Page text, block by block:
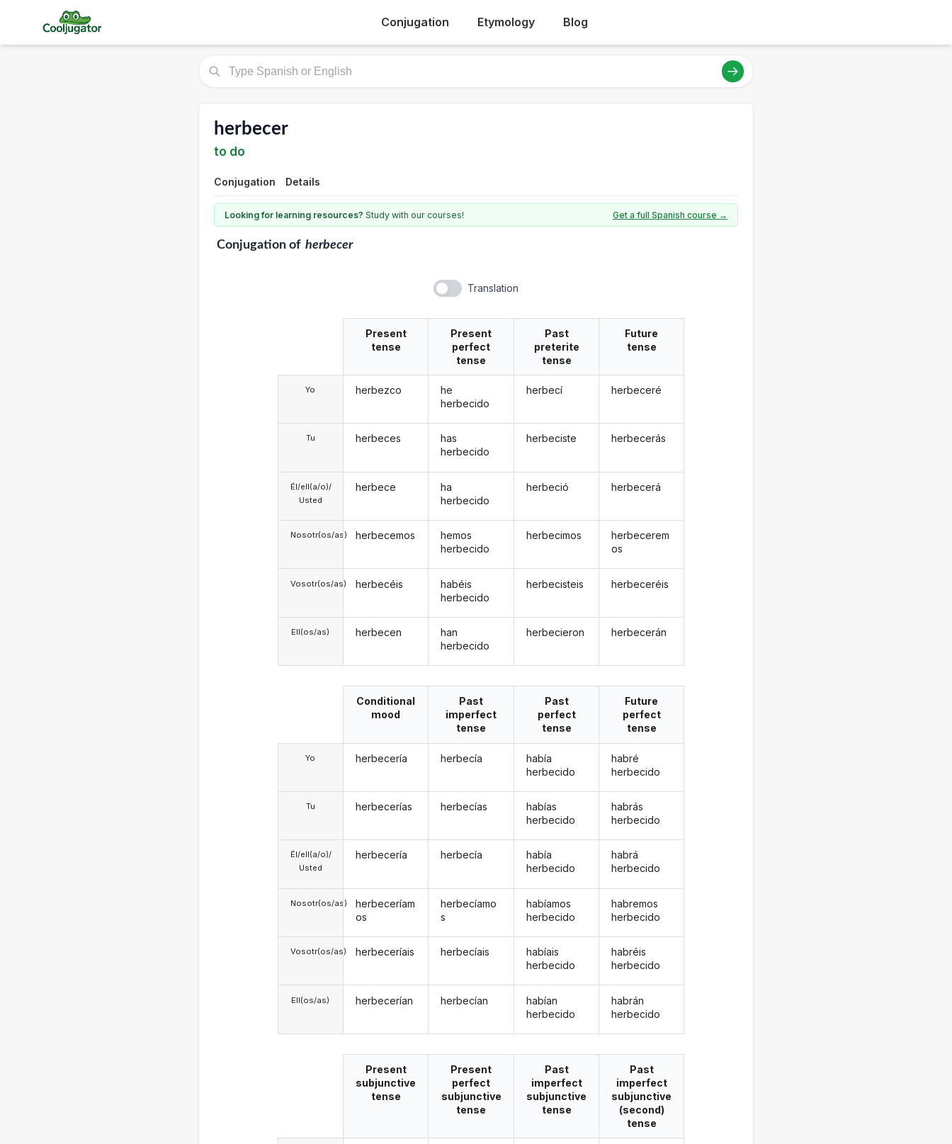
Conjugation Etymology Blog
herbecer
to do
Conjugation Details
Looking for learning resources? Study with our courses! Get a full Spanish course →
Conjugationof herbecer
Translation
Yo
Tu
Él/ell(a/o)/
Usted
Nosotr(os/as)
Vosotr(os/as)
Ell(os/as)
Present
tense
herbezco
herbeces
herbece
herbecemos
herbecéis
herbecen
Present
perfect
tense
he
herbecido
has
herbecido
ha
herbecido
hemos
herbecido
habéis
herbecido
han
herbecido
Past
preterite
tense
herbecí
herbeciste
herbeció
herbecimos
herbecisteis
herbecieron
Future
tense
herbeceré
herbecerás
herbecerá
herbecerem
os
herbeceréis
herbecerán
Yo
Tu
Él/ell(a/o)/
Usted
Nosotr(os/as)
Vosotr(os/as)
Ell(os/as)
Conditional
mood
herbecería
herbecerías
herbecería
herbeceríam
os
herbeceríais
herbecerían
Past
imperfect
tense
herbecía
herbecías
herbecía
herbecíamo
s
herbecíais
herbecían
Past
perfect
tense
había
herbecido
habías
herbecido
había
herbecido
habíamos
herbecido
habíais
herbecido
habían
herbecido
Future
perfect
tense
habré
herbecido
habrás
herbecido
habrá
herbecido
habremos
herbecido
habréis
herbecido
habrán
herbecido
Present
subjunctive
tense
Present
perfect
subjunctive
tense
Past
imperfect
subjunctive
tense
Past
imperfect
subjunctive
(second)
tense